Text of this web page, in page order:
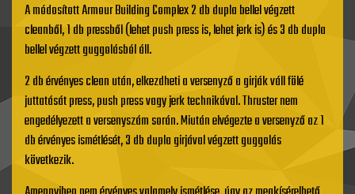
A módosított Armour Building Complex 2 db dupla bellel végzett
cleanből, 1 db pressből (lehet push press is, lehet jerk is) és 3 db dupla
bellel végzett guggolásból áll.
2 db érvényes clean után, elkezdheti a versenyző a girják váll fölé
juttatását press, push press vagy jerk technikával. Thruster nem
engedélyezett a versenyszám során. Miután elvégezte a versenyző az 1
db érvényes ismétlését, 3 db dupla girjával végzett guggolás
következik.